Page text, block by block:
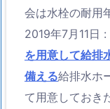
会は水栓の耐用
2019年7月11日 :
を用意して給排
備える給排水ホ
て用意しておき